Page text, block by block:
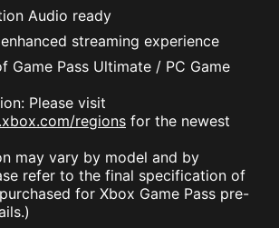
Audio ready
streaming experience
Game Pass Ultimate / PC Game
Please visit
regions for the newest
may vary by model and by
refer to the final specification of
for Xbox Game Pass pre-